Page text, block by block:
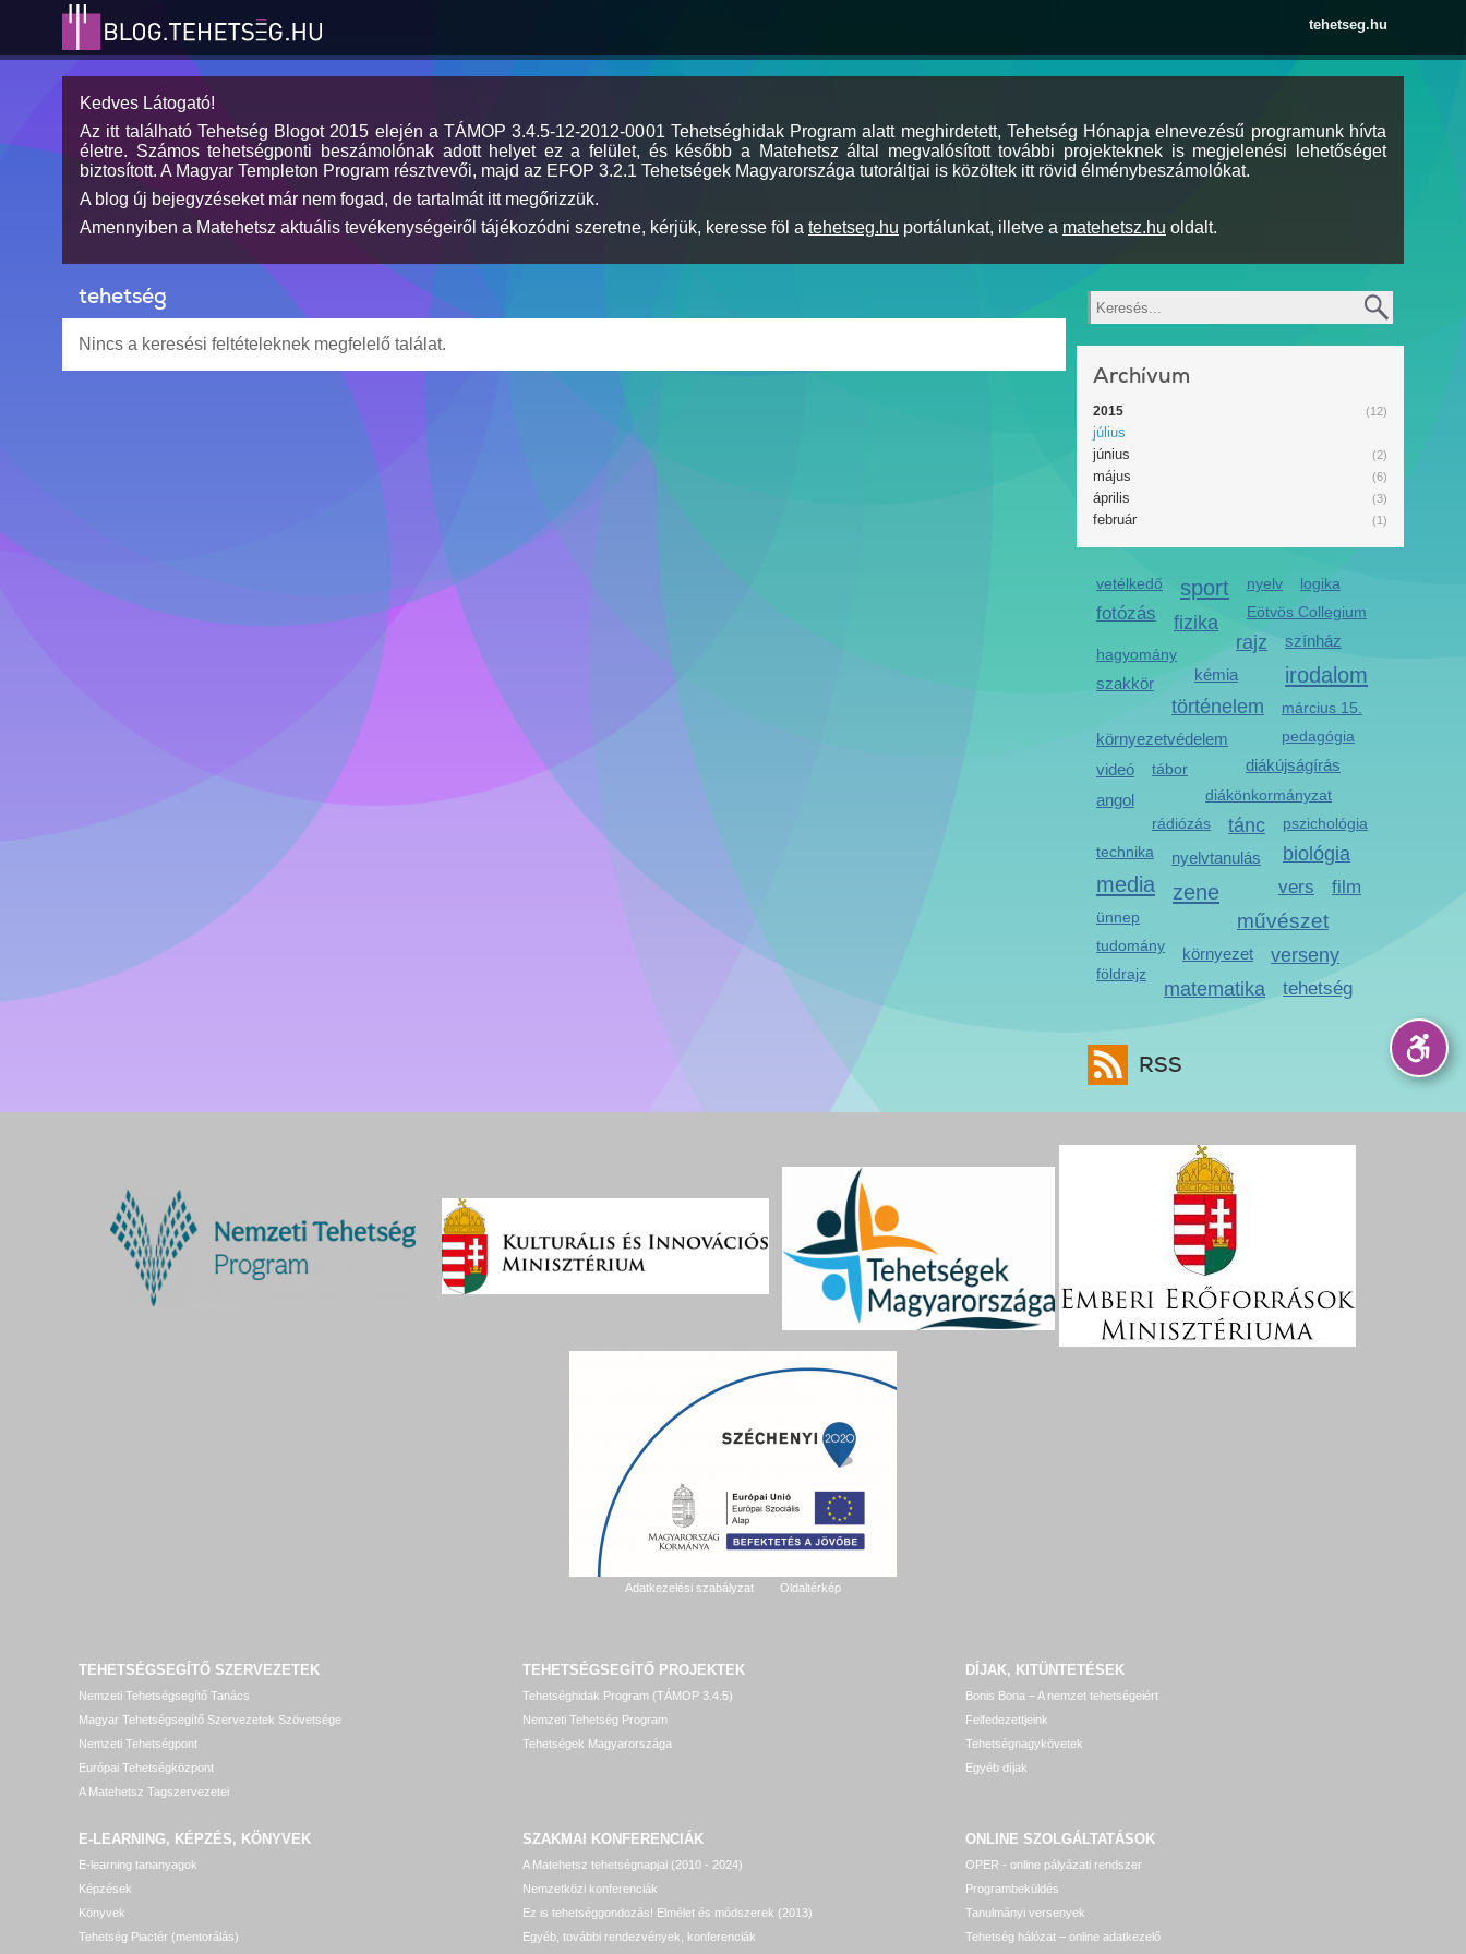
tehetseg.hu
Kedves Látogató!
Az itt található Tehetség Blogot 2015 elején a TÁMOP 3.4.5-12-2012-0001 Tehetséghidak Program alatt meghirdetett, Tehetség Hónapja elnevezésű programunk hívta
életre. Számos tehetségponti beszámolónak adott helyet ez a felület, és később a Matehetsz által megvalósított további projekteknek is megjelenési lehetőséget
biztosított. A Magyar Templeton Program résztvevői, majd az EFOP 3.2.1 Tehetségek Magyarországa tutoráltjai is közöltek itt rövid élménybeszámolókat.
A blog új bejegyzéseket már nem fogad, de tartalmát itt megőrizzük.
Amennyiben a Matehetsz aktuális tevékenységeiről tájékozódni szeretne, kérjük, keresse föl a tehetseg.hu portálunkat, illetve a matehetsz.hu oldalt.
tehetség
Nincs a keresési feltételeknek megfelelő találat.
Keresés
Archívum
(12)
2015
július
(2)
június
(6)
május
(3)
április
(1)
február
vetélkedő sport nyelv
logika
Eötvös Collegium
fotózás
fizika
rajz
színház
hagyomány
irodalom
kémia
szakkör
történelem március 15.
környezetvédelem pedagógia
diákújságírás
videó
tábor
diákönkormányzat
angol
rádiózás tánc
pszichológia
technika
biológia
nyelvtanulás
media vers film
zene
ünnep művészet
tudomány környezet verseny
földrajz
matematika tehetség
RSS
Adatkezelési szabályzat Oldaltérkép
TEHETSÉGSEGÍTŐ SZERVEZETEK
Nemzeti Tehetségsegítő Tanács
Magyar Tehetségsegítő Szervezetek Szövetsége
Nemzeti Tehetségpont
Európai Tehetségközpont
A Matehetsz Tagszervezetei
TEHETSÉGSEGÍTŐ PROJEKTEK
Tehetséghidak Program (TÁMOP 3.4.5)
Nemzeti Tehetség Program
Tehetségek Magyarországa
DÍJAK, KITÜNTETÉSEK
Bonis Bona – A nemzet tehetségeiért
Felfedezettjeink
Tehetségnagykövetek
Egyéb díjak
E-LEARNING, KÉPZÉS, KÖNYVEK
E-learning tananyagok
Képzések
Könyvek
Tehetség Piactér (mentorálás)
SZAKMAI KONFERENCIÁK
A Matehetsz tehetségnapjai (2010 - 2024)
Nemzetközi konferenciák
Ez is tehetséggondozás! Elmélet és módszerek (2013)
Egyéb, további rendezvények, konferenciák
ONLINE SZOLGÁLTATÁSOK
OPER - online pályázati rendszer
Programbeküldés
Tanulmányi versenyek
Tehetség hálózat – online adatkezelő